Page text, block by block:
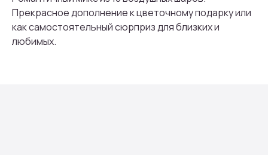
Прекрасное дополнение к цветочному подарку или
как самостоятельный сюрприз для близких и
любимых.
Присоединяйтесь к
бонусной программе